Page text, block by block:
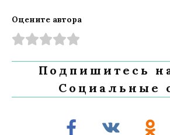
Оцените автора
Подпишитесь
Социальные